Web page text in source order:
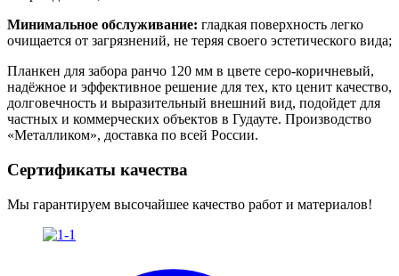
Минимальное обслуживание: гладкая поверхность легко
очищается от загрязнений, не теряя своего эстетического вида;
Планкен для забора ранчо 120 мм в цвете серо-коричневый,
надёжное и эффективное решение для тех, кто ценит качество,
долговечность и выразительный внешний вид, подойдет для
частных и коммерческих объектов в Гудауте. Производство
«Металликом», доставка по всей России.
Сертификаты качества
Мы гарантируем высочайшее качество работ и материалов!